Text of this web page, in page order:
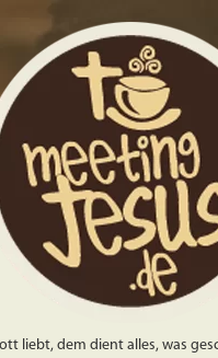
liebt, dem dient alles, was